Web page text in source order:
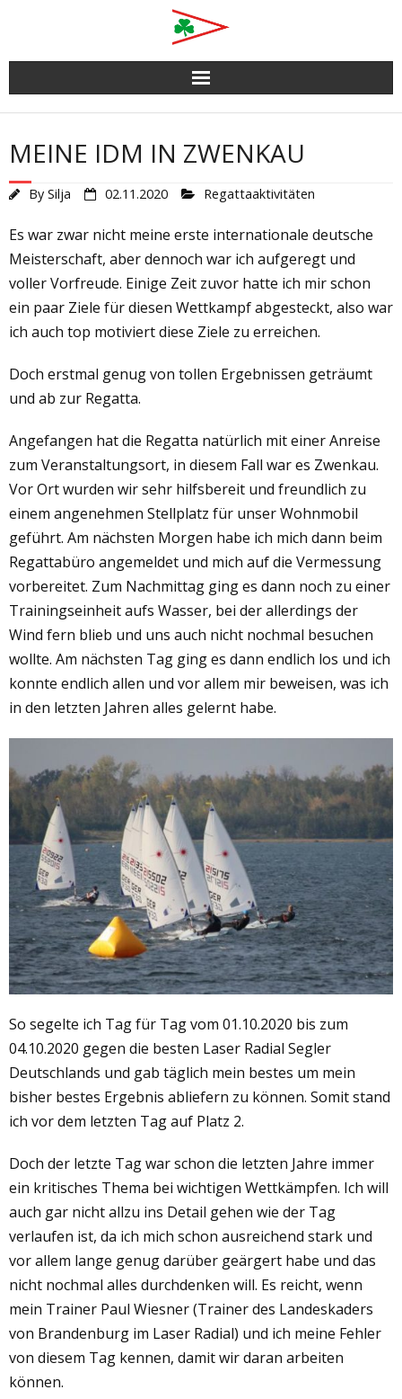
content
MEINE IDM IN ZWENKAU
By Silja 02.11.2020 Regattaaktivitäten
Es war zwar nicht meine erste internationale deutsche
Meisterschaft, aber dennoch war ich aufgeregt und
voller Vorfreude. Einige Zeit zuvor hatte ich mir schon
ein paar Ziele für diesen Wettkampf abgesteckt, also war
ich auch top motiviert diese Ziele zu erreichen.
Doch erstmal genug von tollen Ergebnissen geträumt
und ab zur Regatta.
Angefangen hat die Regatta natürlich mit einer Anreise
zum Veranstaltungsort, in diesem Fall war es Zwenkau.
Vor Ort wurden wir sehr hilfsbereit und freundlich zu
einem angenehmen Stellplatz für unser Wohnmobil
geführt. Am nächsten Morgen habe ich mich dann beim
Regattabüro angemeldet und mich auf die Vermessung
vorbereitet. Zum Nachmittag ging es dann noch zu einer
Trainingseinheit aufs Wasser, bei der allerdings der
Wind fern blieb und uns auch nicht nochmal besuchen
wollte. Am nächsten Tag ging es dann endlich los und ich
konnte endlich allen und vor allem mir beweisen, was ich
in den letzten Jahren alles gelernt habe.
So segelte ich Tag für Tag vom 01.10.2020 bis zum
04.10.2020 gegen die besten Laser Radial Segler
Deutschlands und gab täglich mein bestes um mein
bisher bestes Ergebnis abliefern zu können. Somit stand
ich vor dem letzten Tag auf Platz 2.
Doch der letzte Tag war schon die letzten Jahre immer
ein kritisches Thema bei wichtigen Wettkämpfen. Ich will
auch gar nicht allzu ins Detail gehen wie der Tag
verlaufen ist, da ich mich schon ausreichend stark und
vor allem lange genug darüber geärgert habe und das
nicht nochmal alles durchdenken will. Es reicht, wenn
mein Trainer Paul Wiesner (Trainer des Landeskaders
von Brandenburg im Laser Radial) und ich meine Fehler
von diesem Tag kennen, damit wir daran arbeiten
können.